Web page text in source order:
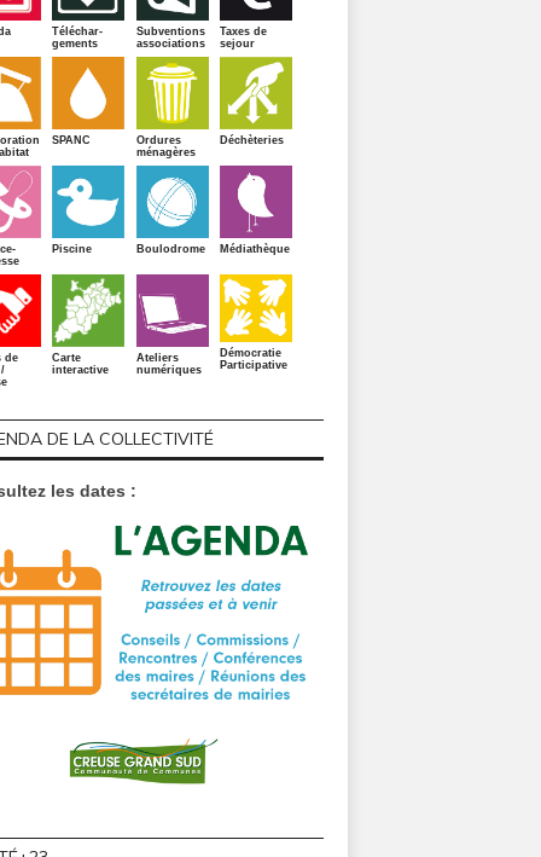
Téléchar-
gements
Subventions
associations
Taxes de
sejour
SPANC
Ordures
ménagères
Déchèteries
Piscine Boulodrome Médiathèque
de
Carte
interactive
Ateliers
numériques
Démocratie
Participative
DE LA COLLECTIVITÉ
les dates :